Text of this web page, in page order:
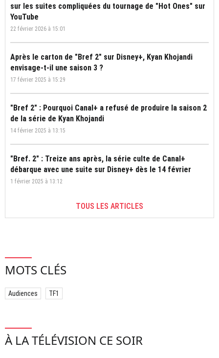
sur les suites compliquées du tournage de "Hot Ones" sur
YouTube
22 février 2026 à 15:01
Après le carton de "Bref 2" sur Disney+, Kyan Khojandi
envisage-t-il une saison 3 ?
17 février 2025 à 15:29
"Bref 2" : Pourquoi Canal+ a refusé de produire la saison 2
de la série de Kyan Khojandi
14 février 2025 à 13:15
"Bref. 2" : Treize ans après, la série culte de Canal+
débarque avec une suite sur Disney+ dès le 14 février
1 février 2025 à 13:12
TOUS LES ARTICLES
MOTS CLÉS
Audiences TF1
À LA TÉLÉVISION CE SOIR